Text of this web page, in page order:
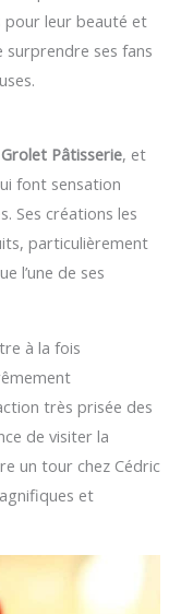
pour leur beauté et
ses fans
Pâtisserie, et
font sensation
Ses créations les
particulièrement
l’une de ses
à la fois
très prisée des
de visiter la
un tour chez Cédric
et